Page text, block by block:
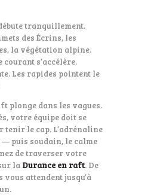
tranquillement.
des Écrins, les
la végétation alpine.
courant s’accélère.
Les rapides pointent le
plonge dans les vagues.
votre équipe doit se
tenir le cap. L’adrénaline
— puis soudain, le calme
de traverser votre
la Durance en raft. De
attendent jusqu’à